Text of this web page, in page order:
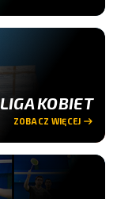
LIGA KOBIET
ZOBACZ WIĘCEJ